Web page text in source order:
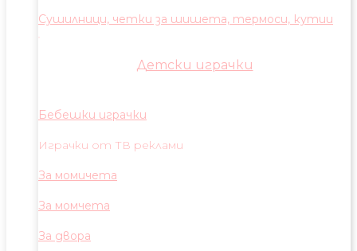
Сушилници, четки за шишета, термоси, кутии
Детски играчки
Бебешки играчки
Играчки от ТВ реклами
За момичета
За момчета
За двора